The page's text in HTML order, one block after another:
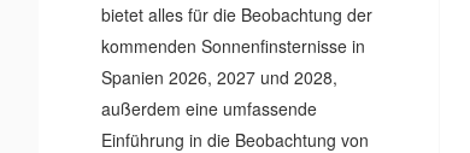
bietet alles für die Beobachtung der
kommenden Sonnenfinsternisse in
Spanien 2026, 2027 und 2028,
außerdem eine umfassende
Einführung in die Beobachtung von